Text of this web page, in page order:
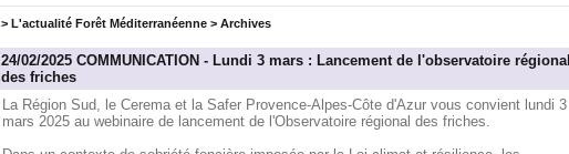
> L'actualité Forêt Méditerranéenne> Archives
24/02/2025 COMMUNICATION - Lundi 3 mars : Lancement de l'observatoire régional
des friches
La Région Sud, le Cerema et la Safer Provence-Alpes-Côte d'Azur vous convient lundi 3
mars 2025 au webinaire de lancement de l'Observatoire régional des friches.